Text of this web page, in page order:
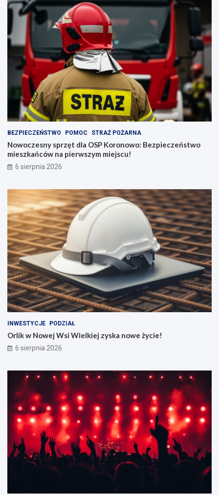
BEZPIECZEŃSTWO POMOC STRAŻ POŻARNA
Nowoczesny sprzęt dla OSP Koronowo: Bezpieczeństwo
mieszkańców na pierwszym miejscu!
6 sierpnia 2026
INWESTYCJE PODZIAŁ
Orlik w Nowej Wsi Wielkiej zyska nowe życie!
6 sierpnia 2026